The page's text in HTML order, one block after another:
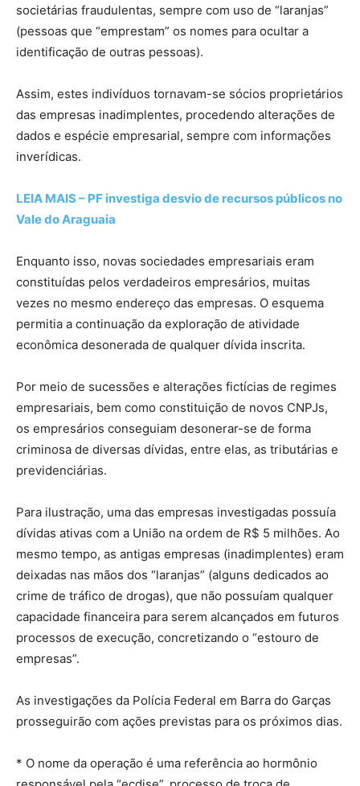
societárias fraudulentas, sempre com uso de “laranjas”
(pessoas que “emprestam” os nomes para ocultar a
identificação de outras pessoas).
Assim, estes indivíduos tornavam-se sócios proprietários
das empresas inadimplentes, procedendo alterações de
dados e espécie empresarial, sempre com informações
inverídicas.
LEIA MAIS – PF investiga desvio de recursos públicos no
Vale do Araguaia
Enquanto isso, novas sociedades empresariais eram
constituídas pelos verdadeiros empresários, muitas
vezes no mesmo endereço das empresas. O esquema
permitia a continuação da exploração de atividade
econômica desonerada de qualquer dívida inscrita.
Por meio de sucessões e alterações fictícias de regimes
empresariais, bem como constituição de novos CNPJs,
os empresários conseguiam desonerar-se de forma
criminosa de diversas dívidas, entre elas, as tributárias e
previdenciárias.
Para ilustração, uma das empresas investigadas possuía
dívidas ativas com a União na ordem de R$ 5 milhões. Ao
mesmo tempo, as antigas empresas (inadimplentes) eram
deixadas nas mãos dos “laranjas” (alguns dedicados ao
crime de tráfico de drogas), que não possuíam qualquer
capacidade financeira para serem alcançados em futuros
processos de execução, concretizando o “estouro de
empresas”.
As investigações da Polícia Federal em Barra do Garças
prosseguirão com ações previstas para os próximos dias.
* O nome da operação é uma referência ao hormônio